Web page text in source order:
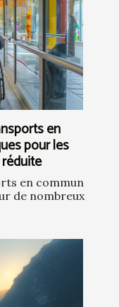
en
pour les
en commun
de nombreux